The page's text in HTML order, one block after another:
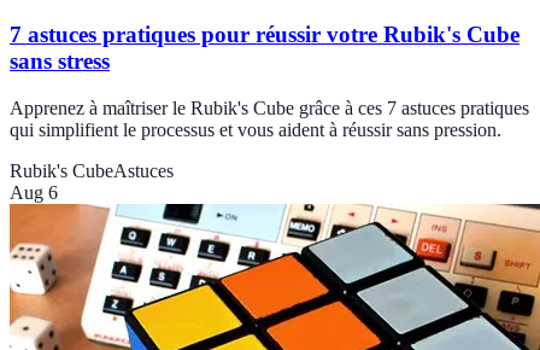
7 astuces pratiques pour réussir votre Rubik's Cube
sans stress
Apprenez à maîtriser le Rubik's Cube grâce à ces 7 astuces pratiques
qui simplifient le processus et vous aident à réussir sans pression.
Rubik's CubeAstuces
Aug 6